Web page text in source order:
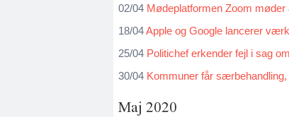
02/04 Mødeplatformen Zoom
18/04Apple og Google lancerer
25/04 Politichef erkender fejl i sag
30/04 Kommuner får
Maj 2020